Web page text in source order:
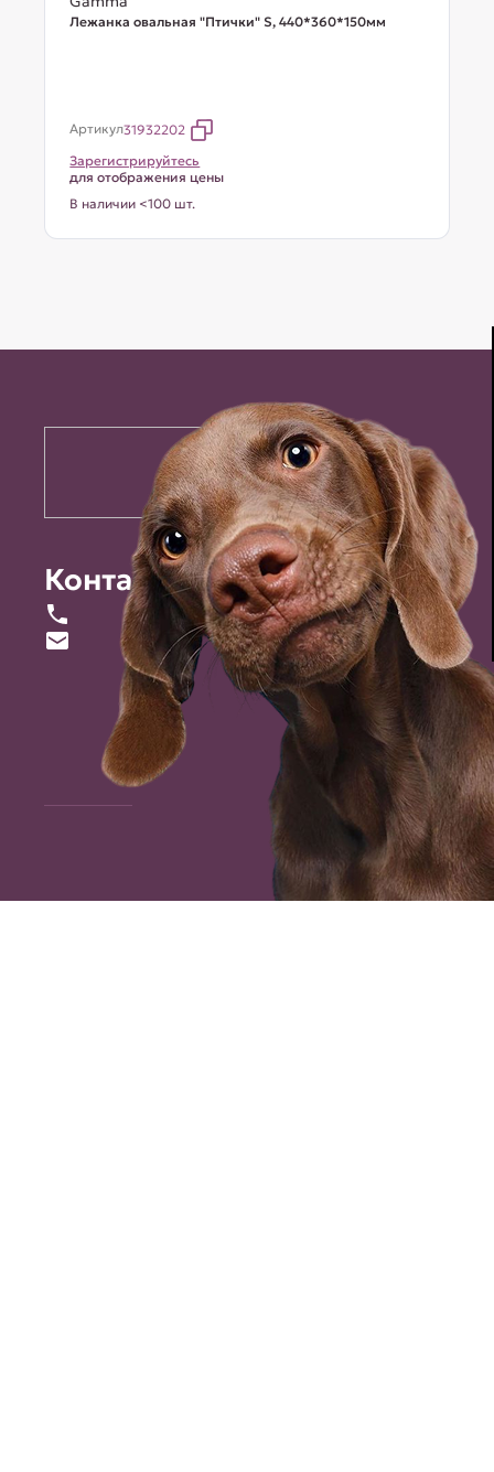
Лежанка овальная "Птички" S, 440*360*150мм
Артикул31932202
Зарегистрируйтесь
для отображения цены
В наличии <100 шт.
Контакты